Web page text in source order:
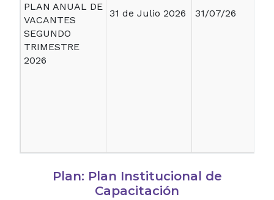
PLAN ANUAL DE
VACANTES
SEGUNDO
TRIMESTRE
2026
31 de Julio 2026 31/07/26
Plan: Plan Institucional de
Capacitación